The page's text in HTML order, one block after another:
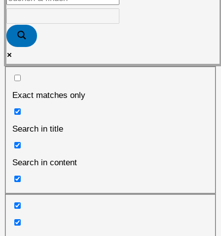
Exact matches only
Search in title
Search in content